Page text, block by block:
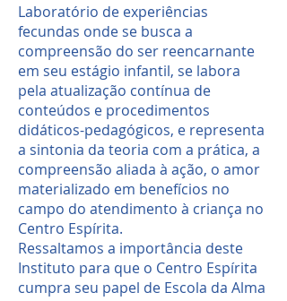
Laboratório de experiências
fecundas onde se busca a
compreensão do ser reencarnante
em seu estágio infantil, se labora
pela atualização contínua de
conteúdos e procedimentos
didáticos-pedagógicos, e representa
a sintonia da teoria com a prática, a
compreensão aliada à ação, o amor
materializado em benefícios no
campo do atendimento à criança no
Centro Espírita.
Ressaltamos a importância deste
Instituto para que o Centro Espírita
cumpra seu papel de Escola da Alma